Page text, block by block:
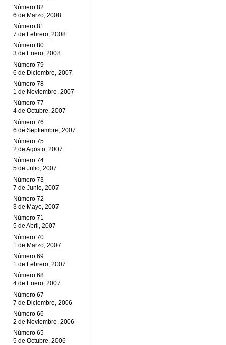
Número 82
6 de Marzo, 2008
Número 81
7 de Febrero, 2008
Número 80
3 de Enero, 2008
Número 79
6 de Diciembre, 2007
Número 78
1 de Noviembre, 2007
Número 77
4 de Octubre, 2007
Número 76
6 de Septiembre, 2007
Número 75
2 de Agosto, 2007
Número 74
5 de Julio, 2007
Número 73
7 de Junio, 2007
Número 72
3 de Mayo, 2007
Número 71
5 de Abril, 2007
Número 70
1 de Marzo, 2007
Número 69
1 de Febrero, 2007
Número 68
4 de Enero, 2007
Número 67
7 de Diciembre, 2006
Número 66
2 de Noviembre, 2006
Número 65
5 de Octubre, 2006